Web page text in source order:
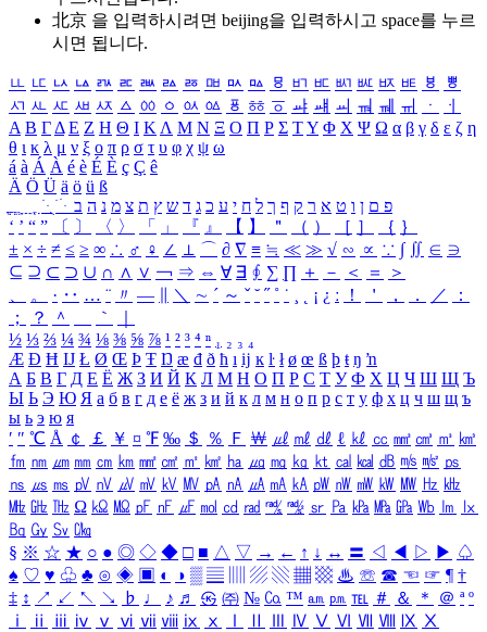
北京 을 입력하시려면 beijing을 입력하시고 space를 누르
시면 됩니다.
ㅥ ㅦ ㅧ ㅨ ㅩ ㅪ ㅫ ㅬ ㅭ ㅮ ㅯ ㅰ ㅱ ㅲ ㅳ ㅴ ㅵ ㅶ ㅷ ㅸ
ㅹ
ㅺ ㅻ ㅼ ㅽ ㅾ ㅿ ㆀ ㆁ ㆂ ㆃ ㆄ ㆅ ㆆ ㆇ ㆈ ㆉ ㆊ ㆋ ㆌ ㆍ
ㆎ
Α Β ΓΔ Ε Ζ Η Θ Ι ΚΛ Μ Ν Ξ Ο Π Ρ Σ ΤΥ Φ Χ Ψ Ω α β γ δ ε ζ η
θ ι κ λ μ ν ξ ο π ρ σ τ υ φ χ ψ ω
á à Á À é è É È ç Ç ê
Ä Ö Ü ä ö ü ß
ִֶֹ ֻּ ׁׂ פ ם ן ו ט א ר ק ף ך ל ח י ע כ ג ד ש ץ ת צ מ נ ה ב
‘ ’ “ ” 〔 〕 〈 〉 「 」 『 』 【 】 ＂ （ ） ［ ］ ｛ ｝
± × ÷ ≠ ≤ ≥ ∞ ∴ ♂ ♀ ∠ ⊥ ⌒ ∂ ∇ ≡ ≒ ≪ ≫ √ ∽ ∝ ∵ ∫ ∬ ∈ ∋
⊆ ⊇ ⊂ ⊃ ∪ ∩ ∧ ∨ ￢ ⇒ ⇔ ∀ ∃ ∮ ∑ ∏ ＋ － ＜ ＝
＞
、
。 · ‥ … ¨ 〃 ― ＼ ∼ ´ ～ ˇ ˘ ˝ ˚ ˙ ¸ ¡ ¿ ː ！ ＇ ， ． ／
：
；
？ ＾ ｀
½ ⅓ ⅔ ¼ ¾ ⅛ ⅜ ⅝ ⅞ ¹ ² ³ ⁴ ⁿ ₁ ₂ ₃ ₄
Æ Ð Ħ Ĳ Ł Ø Œ Þ Ŧ Ŋ æ đ ð ħ ı ĳ ĸ ŀ ł ø œ ß þ ŧ ŋ ŉ
А Б В Г Д Е Ё Ж З И Й К Л М Н О П Р С Т У Ф Х Ц Ч Ш Щ Ъ
Ы Ь Э Ю Я а б в г д е ё ж з и й к л м н о п р с т у ф х ц ч ш щ ъ
ы ь э ю я
′ ″ ℃ Å ￠ ￡ ￥ ¤ ℉ ‰ ＄ ％ Ｆ ￦ ㎕ ㎖ ㎗ ℓ ㎘ ㏄ ㎣ ㎤ ㎥ ㎦
㎙ ㎚ ㎛ ㎜ ㎝ ㎞ ㎟ ㎠ ㎡ ㎢ ㏊ ㎍ ㎎ ㎏ ㏏ ㎈ ㎉ ㏈ ㎧ ㎨ ㎰
㎱ ㎲ ㎳ ㎴ ㎵ ㎶ ㎷ ㎸ ㎹ ㎀ ㎁ ㎂ ㎃ ㎄ ㎺ ㎻ ㎽ ㎾ ㎿ ㎐ ㎑
㎒ ㎓ ㎔ Ω ㏀ ㏁ ㎊ ㎋ ㎌ ㏖ ㏅ ㎭ ㎮ ㎯ ㏛ ㎩ ㎪ ㎫ ㎬ ㏝ ㏐
㏓
㏃ ㏉ ㏜ ㏆
§ ※ ☆ ★ ○ ● ◎ ◇ ◆ □ ■ △ ▽ → ← ↑ ↓ ↔ 〓 ◁ ◀ ▷ ▶ ♤
♠ ♡ ♥ ♧ ♣ ⊙ ◈ ▣ ◐ ◑ ▒ ▤ ▨ ▧ ▦ ▩ ♨ ☏ ☎ ☜ ☞ ¶ †
‡ ↕ ↗ ↙ ↖ ↘ ♭ ♩ ♪ ♬ ㉿ ㈜ № ㏇ ™ ㏂ ㏘ ℡ ＃ ＆ ＊ ＠ ª º
ⅰ
ⅱ ⅲ ⅳ ⅴ ⅵ ⅶ ⅷ ⅸ ⅹ Ⅳ Ⅴ Ⅵ Ⅶ Ⅷ Ⅸ Ⅹ